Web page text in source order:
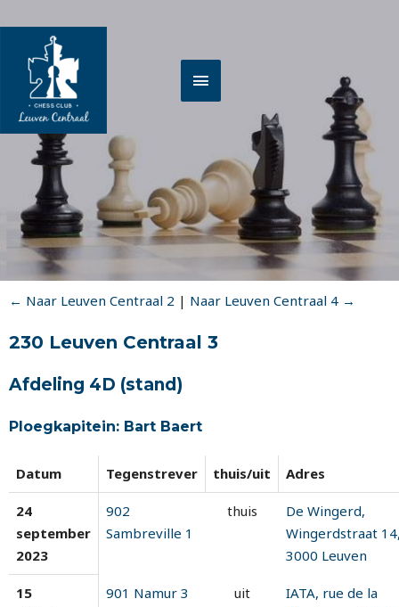
naar
inhoud
← Naar Leuven Centraal 2 | Naar Leuven Centraal 4 →
230 Leuven Centraal 3
Afdeling 4D (stand)
Ploegkapitein: Bart Baert
Datum Tegenstrever thuis/uit Adres
24
september
2023
902
Sambreville 1
thuis
De Wingerd,
Wingerdstraat
3000 Leuven
15
901 Namur 3 uit
IATA, rue de la